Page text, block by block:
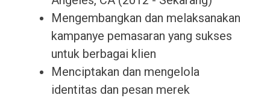
Mengembangkan dan melaksanakan
kampanye pemasaran yang sukses
untuk berbagai klien
Menciptakan dan mengelola
identitas dan pesan merek